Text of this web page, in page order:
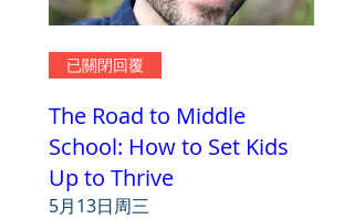
已關閉回覆
The Road to Middle
School: How to Set Kids
Up to Thrive
5月13日周三